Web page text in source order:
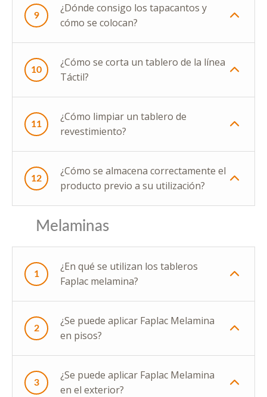
9
¿Dónde consigo los tapacantos y
cómo se colocan?
10
¿Cómo se corta un tablero de la línea
Táctil?
11
¿Cómo limpiar un tablero de
revestimiento?
12
¿Cómo se almacena correctamente el
producto previo a su utilización?
Melaminas
1
¿En qué se utilizan los tableros
Faplac melamina?
2
¿Se puede aplicar Faplac Melamina
en pisos?
3
¿Se puede aplicar Faplac Melamina
en el exterior?